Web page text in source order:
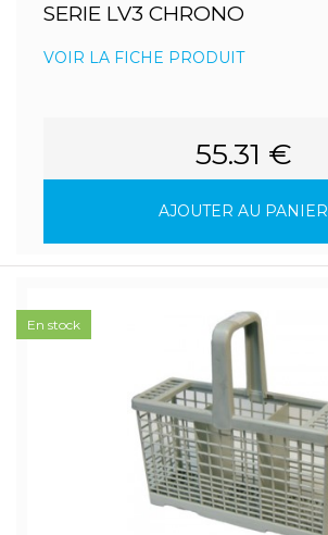
SERIE LV3 CHRONO
VOIR LA FICHE PRODUIT
55.31 €
AJOUTER AU PANIER
En stock